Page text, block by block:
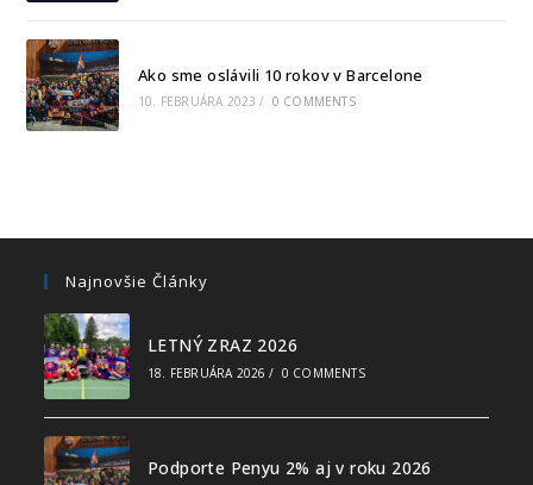
Ako sme oslávili 10 rokov v Barcelone
10. FEBRUÁRA 2023 / 0 COMMENTS
Najnovšie Články
LETNÝ ZRAZ 2026
18. FEBRUÁRA 2026 / 0 COMMENTS
Podporte Penyu 2% aj v roku 2026